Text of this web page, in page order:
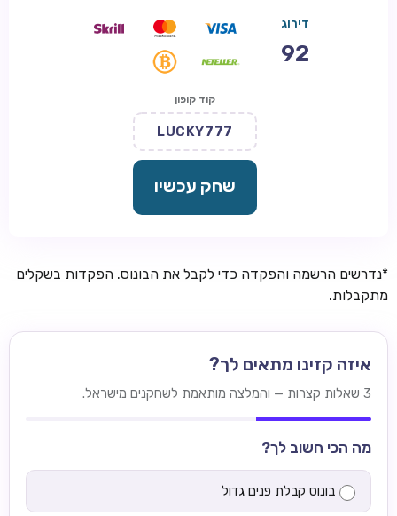
דירוג
92
קוד קופון
LUCKY777
שחק עכשיו
*נדרשים הרשמה והפקדה כדי לקבל את הבונוס. הפקדות בשקלים
מתקבלות.
איזה קזינו מתאים לך?
3 שאלות קצרות — והמלצה מותאמת לשחקנים מישראל.
מה הכי חשוב לך?
בונוס קבלת פנים גדול